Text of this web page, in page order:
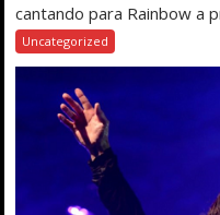
cantando para Rainbow a
Uncategorized